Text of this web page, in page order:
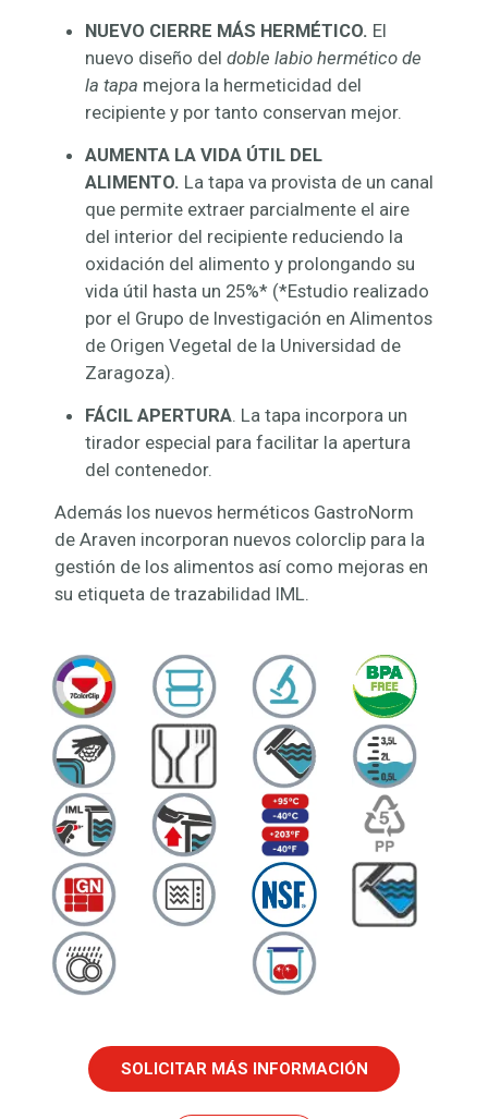
NUEVO CIERRE MÁS HERMÉTICO. El
nuevo diseño del doble labio hermético de
la tapa mejora la hermeticidad del
recipiente y por tanto conservan mejor.
AUMENTA LA VIDA ÚTIL DEL
ALIMENTO. La tapa va provista de un canal
que permite extraer parcialmente el aire
del interior del recipiente reduciendo la
oxidación del alimento y prolongando su
vida útil hasta un 25%* (*Estudio realizado
por el Grupo de Investigación en Alimentos
de Origen Vegetal de la Universidad de
Zaragoza).
FÁCIL APERTURA. La tapa incorpora un
tirador especial para facilitar la apertura
del contenedor.
Además los nuevos herméticos GastroNorm
de Araven incorporan nuevos colorclip para la
gestión de los alimentos así como mejoras en
su etiqueta de trazabilidad IML.
SOLICITAR MÁS INFORMACIÓN